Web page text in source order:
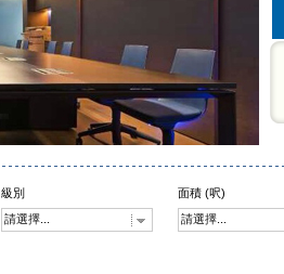
級別 面積 (呎)
請選擇... 請選擇...